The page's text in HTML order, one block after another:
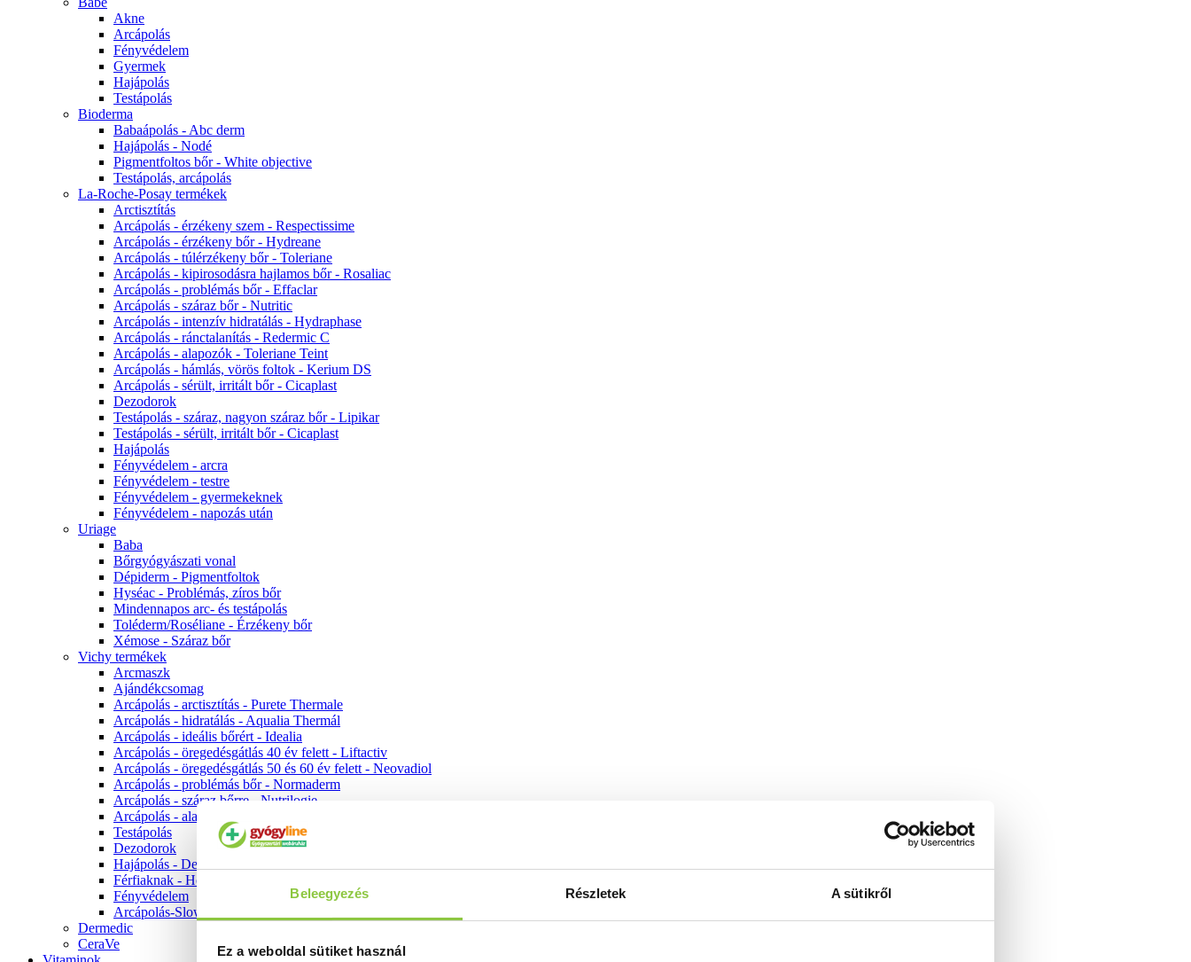
Beleegyezés Részletek A sütikről
Ez a weboldal sütiket használ
Akne
Arcápolás
Fényvédelem
Gyermek
Hajápolás
Testápolás
Bioderma
Babaápolás - Abc derm
Hajápolás - Nodé
Pigmentfoltos bőr - White objective
Testápolás, arcápolás
La-Roche-Posay termékek
Arctisztítás
Arcápolás - érzékeny szem - Respectissime
Arcápolás - érzékeny bőr - Hydreane
Arcápolás - túlérzékeny bőr - Toleriane
Arcápolás - kipirosodásra hajlamos bőr - Rosaliac
Arcápolás - problémás bőr - Effaclar
Arcápolás - száraz bőr - Nutritic
Arcápolás - intenzív hidratálás - Hydraphase
Arcápolás - ránctalanítás - Redermic C
Arcápolás - alapozók - Toleriane Teint
Arcápolás - hámlás, vörös foltok - Kerium DS
Arcápolás - sérült, irritált bőr - Cicaplast
Dezodorok
Testápolás - száraz, nagyon száraz bőr - Lipikar
Testápolás - sérült, irritált bőr - Cicaplast
Hajápolás
Fényvédelem - arcra
Fényvédelem - testre
Fényvédelem - gyermekeknek
Fényvédelem - napozás után
Uriage
Baba
Bőrgyógyászati vonal
Dépiderm - Pigmentfoltok
Hyséac - Problémás, zíros bőr
Mindennapos arc- és testápolás
Toléderm/Roséliane - Érzékeny bőr
Xémose - Száraz bőr
Vichy termékek
Arcmaszk
Ajándékcsomag
Arcápolás - arctisztítás - Purete Thermale
Arcápolás - hidratálás - Aqualia Thermál
Arcápolás - ideális bőrért - Idealia
Arcápolás - öregedésgátlás 40 év felett - Liftactiv
Arcápolás - öregedésgátlás 50 és 60 év felett - Neovadiol
Arcápolás - problémás bőr - Normaderm
Arcápolás - száraz bőrre - Nutrilogie
Arcápolás - alapozók
Testápolás
Dezodorok
Hajápolás - Dercos
Férfiaknak - Homme
Fényvédelem
Arcápolás-Slow Age
Dermedic
CeraVe